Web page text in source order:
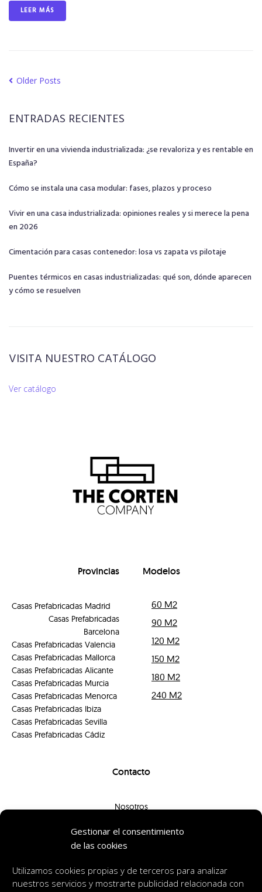
Gestionar el consentimiento
de las cookies
Utilizamos cookies propias y de terceros para analizar
nuestros servicios y mostrarte publicidad relacionada con
LEER MÁS
Older Posts
ENTRADAS RECIENTES
Invertir en una vivienda industrializada: ¿se revaloriza y es rentable en
España?
Cómo se instala una casa modular: fases, plazos y proceso
Vivir en una casa industrializada: opiniones reales y si merece la pena
en 2026
Cimentación para casas contenedor: losa vs zapata vs pilotaje
Puentes térmicos en casas industrializadas: qué son, dónde aparecen
y cómo se resuelven
VISITA NUESTRO CATÁLOGO
Ver catálogo
Modelos
60 M2
90 M2
120 M2
150 M2
180 M2
240 M2
Provincias
Casas Prefabricadas Madrid
Casas Prefabricadas
Barcelona
Casas Prefabricadas Valencia
Casas Prefabricadas Mallorca
Casas Prefabricadas Alicante
Casas Prefabricadas Murcia
Casas Prefabricadas Menorca
Casas Prefabricadas Ibiza
Casas Prefabricadas Sevilla
Casas Prefabricadas Cádiz
Contacto
Nosotros
Preguntas frecuentes
Contacto
Síguenos en redes